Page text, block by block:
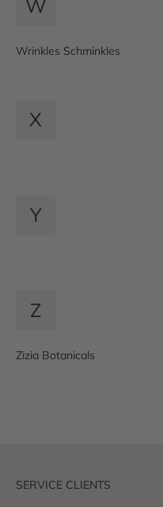
W
Wrinkles Schminkles
X
Y
Z
Zizia Botanicals
SERVICE CLIENTS